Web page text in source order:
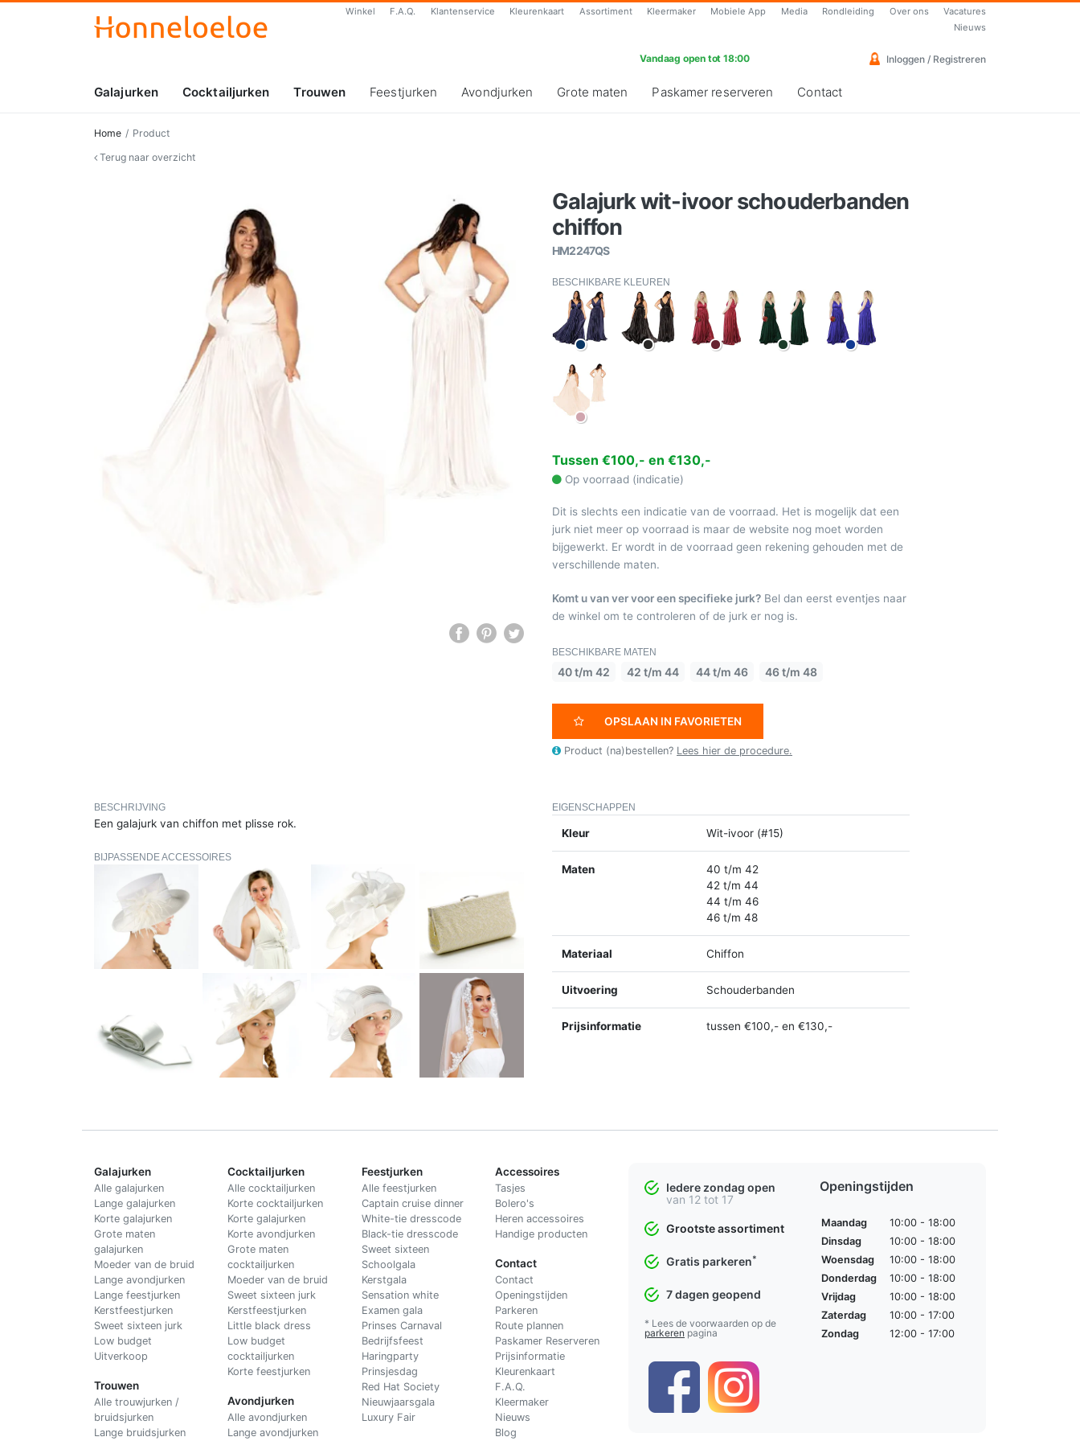
Winkel F.A.Q. Klantenservice Kleurenkaart Assortiment Kleermaker Mobiele App Media Rondleiding Over ons
Vacatures
Nieuws
Vandaag open tot 18:00 Inloggen / Registreren
Galajurken Cocktailjurken Trouwen Feestjurken Avondjurken Grote maten Paskamer reserveren Contact
Home
Product
Terug naar overzicht
Galajurk wit-ivoor schouderbanden
chiffon
HM2247QS
BESCHIKBARE KLEUREN
Tussen €100,- en €130,-
Op voorraad (indicatie)
Dit is slechts een indicatie van de voorraad. Het is mogelijk dat een
jurk niet meer op voorraad is maar de website nog moet worden
bijgewerkt. Er wordt in de voorraad geen rekening gehouden met de
verschillende maten.
Komt u van ver voor een specifieke jurk? Bel dan eerst eventjes naar
de winkel om te controleren of de jurk er nog is.
BESCHIKBARE MATEN
40 t/m 42 42 t/m 44 44 t/m 46 46 t/m 48
OPSLAAN IN FAVORIETEN
Product (na)bestellen? Lees hier de procedure.
BESCHRIJVING
Een galajurk van chiffon met plisse rok.
BIJPASSENDE ACCESSOIRES
EIGENSCHAPPEN
Kleur Wit-ivoor (#15)
Maten
40 t/m 42
42 t/m 44
44 t/m 46
46 t/m 48
Materiaal Chiffon
Uitvoering Schouderbanden
Prijsinformatie tussen €100,- en €130,-
Galajurken
Alle galajurken
Lange galajurken
Korte galajurken
Grote maten
galajurken
Moeder van de bruid
Lange avondjurken
Lange feestjurken
Kerstfeestjurken
Sweet sixteen jurk
Low budget
Uitverkoop
Trouwen
Alle trouwjurken /
bruidsjurken
Lange bruidsjurken
Cocktailjurken
Alle cocktailjurken
Korte cocktailjurken
Korte galajurken
Korte avondjurken
Grote maten
cocktailjurken
Moeder van de bruid
Sweet sixteen jurk
Kerstfeestjurken
Little black dress
Low budget
cocktailjurken
Korte feestjurken
Avondjurken
Alle avondjurken
Lange avondjurken
Feestjurken
Alle feestjurken
Captain cruise dinner
White-tie dresscode
Black-tie dresscode
Sweet sixteen
Schoolgala
Kerstgala
Sensation white
Examen gala
Prinses Carnaval
Bedrijfsfeest
Haringparty
Prinsjesdag
Red Hat Society
Nieuwjaarsgala
Luxury Fair
Accessoires
Tasjes
Bolero's
Heren accessoires
Handige producten
Contact
Contact
Openingstijden
Parkeren
Route plannen
Paskamer Reserveren
Prijsinformatie
Kleurenkaart
F.A.Q.
Kleermaker
Nieuws
Blog
Iedere zondag open
van 12 tot 17
Grootste assortiment
Gratis parkeren*
7 dagen geopend
* Lees de voorwaarden op de
parkeren pagina
Openingstijden
Maandag
10:00 - 18:00
Dinsdag
10:00 - 18:00
Woensdag
10:00 - 18:00
Donderdag
10:00 - 18:00
Vrijdag
10:00 - 18:00
Zaterdag
10:00 - 17:00
Zondag
12:00 - 17:00